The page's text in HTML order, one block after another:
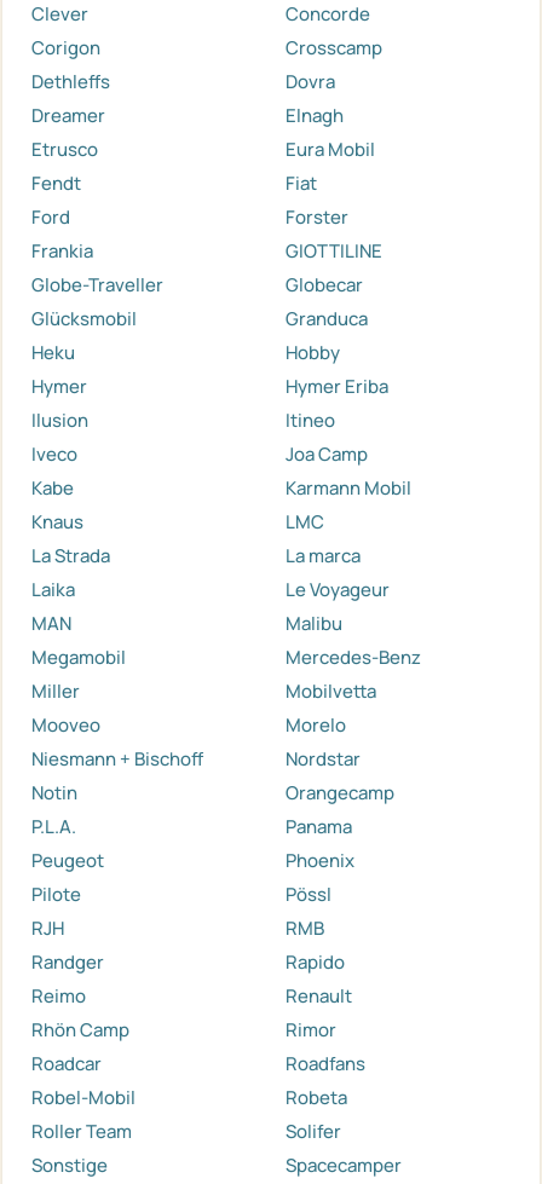
Clever
Concorde
Corigon
Crosscamp
Dethleffs
Dovra
Dreamer
Elnagh
Etrusco
Eura Mobil
Fendt
Fiat
Ford
Forster
Frankia
GIOTTILINE
Globe-Traveller
Globecar
Glücksmobil
Granduca
Heku
Hobby
Hymer
Hymer Eriba
Ilusion
Itineo
Iveco
Joa Camp
Kabe
Karmann Mobil
Knaus
LMC
La Strada
La marca
Laika
Le Voyageur
MAN
Malibu
Megamobil
Mercedes-Benz
Miller
Mobilvetta
Mooveo
Morelo
Niesmann + Bischoff
Nordstar
Notin
Orangecamp
P.L.A.
Panama
Peugeot
Phoenix
Pilote
Pössl
RJH
RMB
Randger
Rapido
Reimo
Renault
Rhön Camp
Rimor
Roadcar
Roadfans
Robel-Mobil
Robeta
Roller Team
Solifer
Sonstige
Spacecamper